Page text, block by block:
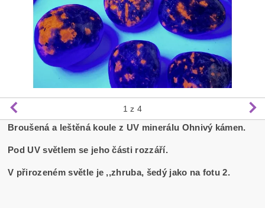
1 z 4
Broušená a leštěná koule z UV minerálu Ohnivý kámen.
Pod UV světlem se jeho části rozzáří.
V přirozeném světle je ,,zhruba, šedý jako na fotu 2.